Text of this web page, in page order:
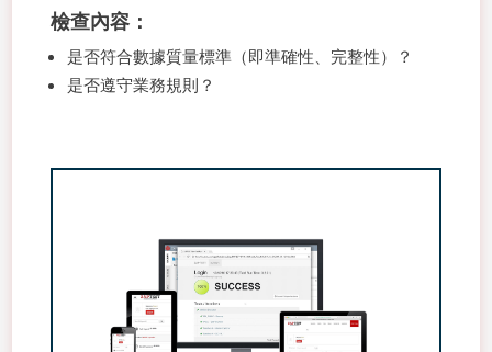
檢查內容：
是否符合數據質量標準（即準確性、完整性）？
是否遵守業務規則？